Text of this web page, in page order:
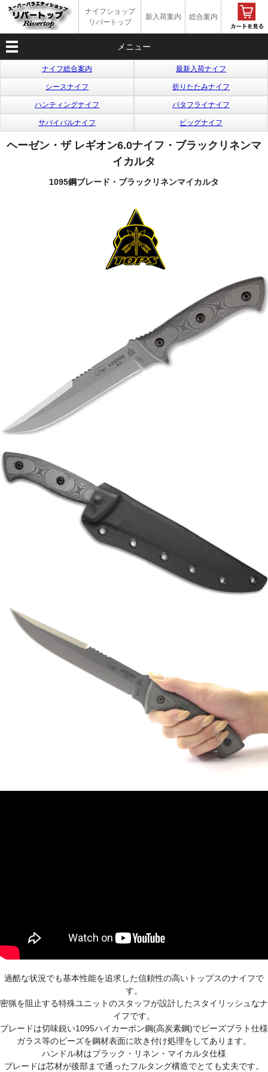
ナイフショップ
リバートップ
新入荷案内 総合案内
メニュー
ナイフ総合案内 最新入荷ナイフ
シースナイフ 折りたたみナイフ
ハンティングナイフ バタフライナイフ
サバイバルナイフ ビッグナイフ
ヘーゼン・ザ レギオン6.0ナイフ・ブラックリネンマ
イカルタ
1095鋼ブレード・ブラックリネンマイカルタ
過酷な状況でも基本性能を追求した信頼性の高いトップスのナイフで
す。
密猟を阻止する特殊ユニットのスタッフが設計したスタイリッシュなナ
イフです。
ブレードは切味鋭い1095ハイカーボン鋼(高炭素鋼)でビーズブラト仕様
ガラス等のビーズを鋼材表面に吹き付け処理をしてあります。
ハンドル材はブラック・リネン・マイカルタ仕様
ブレードは芯材が後部まで通ったフルタング構造でとても丈夫です。